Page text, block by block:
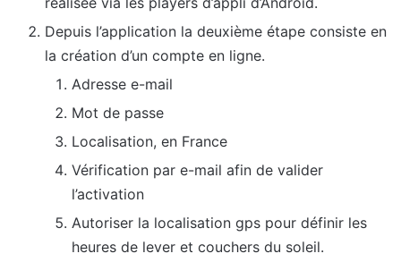
Depuis l’application la deuxième étape consiste en
la création d’un compte en ligne.
Adresse e-mail
Mot de passe
Localisation, en France
Vérification par e-mail afin de valider
l’activation
Autoriser la localisation gps pour définir les
heures de lever et couchers du soleil.